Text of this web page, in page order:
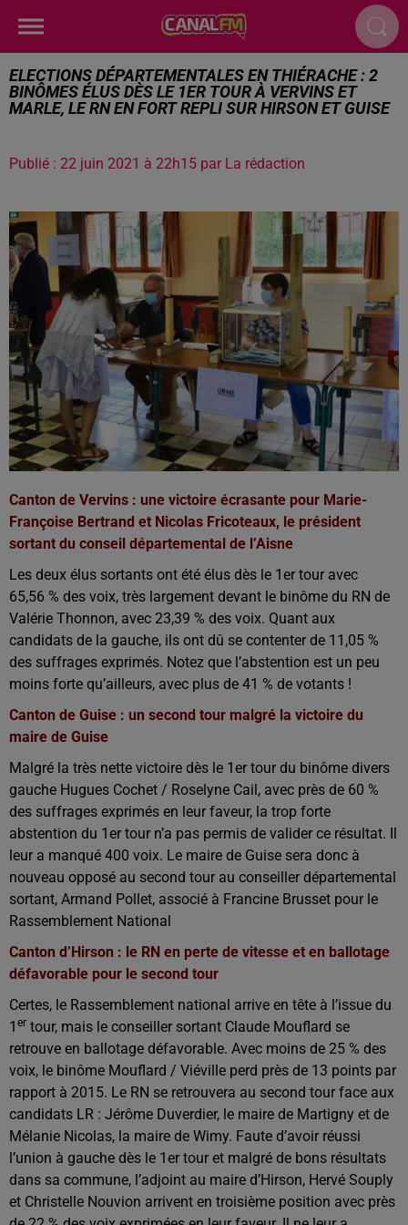
ELECTIONS DÉPARTEMENTALES EN THIÉRACHE : 2
BINÔMES ÉLUS DÈS LE 1ER TOUR À VERVINS ET
MARLE, LE RN EN FORT REPLI SUR HIRSON ET GUISE
Publié : 22 juin 2021 à 22h15 par La rédaction
Canton de Vervins : une victoire écrasante pour Marie-
Françoise Bertrand et Nicolas Fricoteaux, le président
sortant du conseil départemental de l’Aisne
Les deux élus sortants ont été élus dès le 1er tour avec
65,56 % des voix, très largement devant le binôme du RN de
Valérie Thonnon, avec 23,39 % des voix. Quant aux
candidats de la gauche, ils ont dû se contenter de 11,05 %
des suffrages exprimés. Notez que l’abstention est un peu
moins forte qu’ailleurs, avec plus de 41 % de votants !
Canton de Guise : un second tour malgré la victoire du
maire de Guise
Malgré la très nette victoire dès le 1er tour du binôme divers
gauche Hugues Cochet / Roselyne Cail, avec près de 60 %
des suffrages exprimés en leur faveur, la trop forte
abstention du 1er tour n’a pas permis de valider ce résultat. Il
leur a manqué 400 voix. Le maire de Guise sera donc à
nouveau opposé au second tour au conseiller départemental
sortant, Armand Pollet, associé à Francine Brusset pour le
Rassemblement National
Canton d’Hirson : le RN en perte de vitesse et en ballotage
défavorable pour le second tour
Certes, le Rassemblement national arrive en tête à l’issue du
1 er tour, mais le conseiller sortant Claude Mouflard se
retrouve en ballotage défavorable. Avec moins de 25 % des
voix, le binôme Mouflard / Viéville perd près de 13 points par
rapport à 2015. Le RN se retrouvera au second tour face aux
candidats LR : Jérôme Duverdier, le maire de Martigny et de
Mélanie Nicolas, la maire de Wimy. Faute d’avoir réussi
l’union à gauche dès le 1er tour et malgré de bons résultats
dans sa commune, l’adjoint au maire d’Hirson, Hervé Souply
et Christelle Nouvion arrivent en troisième position avec près